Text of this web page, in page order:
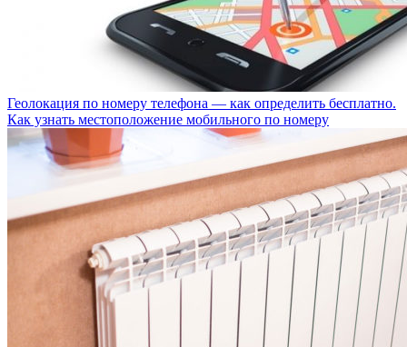
Геолокация по номеру телефона — как определить бесплатно.
Как узнать местоположение мобильного по номеру